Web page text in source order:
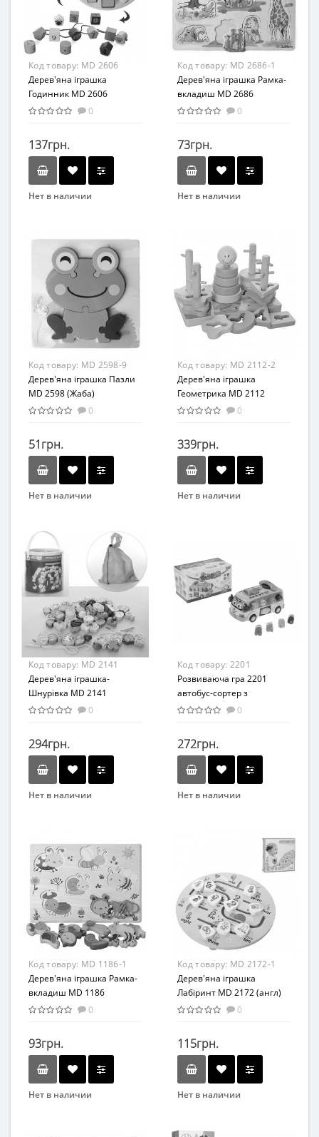
Материал
Дерево
Материал
Дерево
Код товару: MD 2606
Дерев'яна іграшка
Годинник MD 2606
0
137грн.
Нет в наличии
Сортер
Возраст
от 3 лет
Материал
Комбинированный
Код товару: MD 2686-1
Дерев'яна іграшка Рамка-
вкладиш MD 2686
(Тварини Африки)
0
73грн.
Нет в наличии
Развивающие
Возраст
От 2-х лет
Материал
Дерево
Код товару: MD 2598-9
Дерев'яна іграшка Пазли
MD 2598 (Жаба)
0
51грн.
Нет в наличии
Возраст
от 3 лет
Материал
Дерево
Код товару: MD 2112-2
Дерев'яна іграшка
Геометрика MD 2112
(Пірамідка)
0
339грн.
Нет в наличии
от 3 лет
Материал
Дерево
Код товару: MD 2141
Дерев'яна іграшка-
Шнурівка MD 2141
0
294грн.
Нет в наличии
Вид
Развивающая игрушка
Возраст
от 3 лет
Материал
Дерево
Код товару: 2201
Розвиваюча гра 2201
автобус-сортер з
телефоном
0
272грн.
Нет в наличии
Код товару: MD 1186-1
Дерев'яна іграшка Рамка-
вкладиш MD 1186
(Комахи)
0
93грн.
Нет в наличии
Код товару: MD 2172-1
Дерев'яна іграшка
Лабіринт MD 2172 (англ)
(Цифри(англ))0
115грн.
Нет в наличии